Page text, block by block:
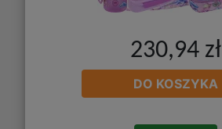
230,94 zł
DO KOSZYKA